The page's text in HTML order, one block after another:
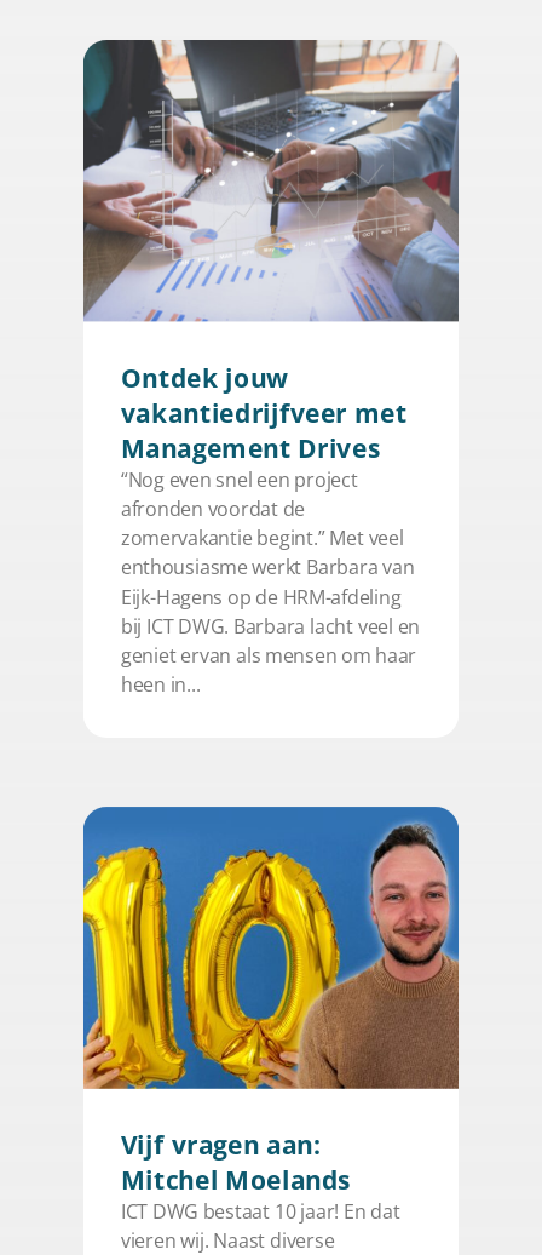
Ontdek jouw
vakantiedrijfveer met
Management Drives
“Nog even snel een project
afronden voordat de
zomervakantie begint.” Met veel
enthousiasme werkt Barbara van
Eijk-Hagens op de HRM-afdeling
bij ICT DWG. Barbara lacht veel en
geniet ervan als mensen om haar
heen in...
Vijf vragen aan:
Mitchel Moelands
ICT DWG bestaat 10 jaar! En dat
vieren wij. Naast diverse